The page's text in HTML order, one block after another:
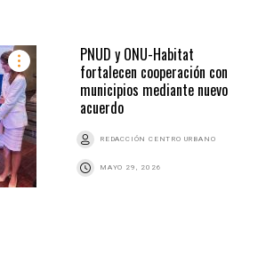
PNUD y ONU-Habitat
fortalecen cooperación con
municipios mediante nuevo
acuerdo
REDACCIÓN CENTRO URBANO
MAYO 29, 2026